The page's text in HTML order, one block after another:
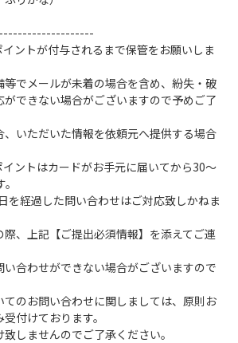
ントが付与されるまで保管をお願いしま
でメールが未着の場合を含め、紛失・破
できない場合がございますので予めご了
、いただいた情報を依頼元へ提供する場合
イントはカードがお手元に届いてから30～
を経過した問い合わせはご対応致しかねま
、上記【ご提出必須情報】を添えてご連
合わせができない場合がございますので
てのお問い合わせに関しましては、原則お
付けております。
しませんのでご了承ください。